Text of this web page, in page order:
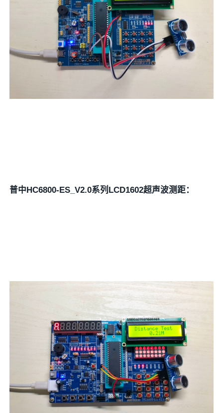
普中HC6800-ES_V2.0系列LCD1602超声波测距：